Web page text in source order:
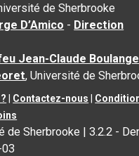
de Sherbrooke
D’Amico - Direction
Jean-Claude
, Université de
Contactez-nous
de Sherbrooke |3.2.2 -